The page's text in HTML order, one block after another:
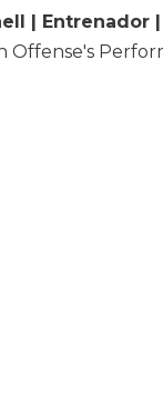
| Entrenador